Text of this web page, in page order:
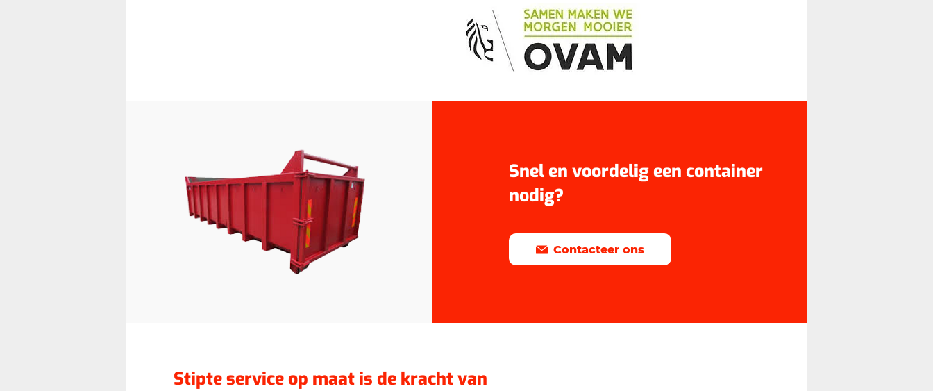
Snel en voordelig een container
nodig?
Contacteer ons
Stipte service op maat is de kracht van